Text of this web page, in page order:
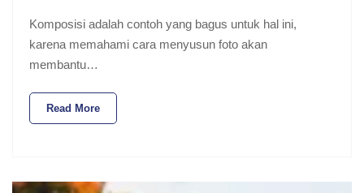
Komposisi adalah contoh yang bagus untuk hal ini,
karena memahami cara menyusun foto akan
membantu…
Read More